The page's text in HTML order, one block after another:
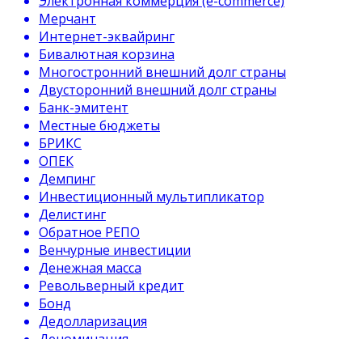
Мерчант
Интернет-эквайринг
Бивалютная корзина
Многостронний внешний долг страны
Двусторонний внешний долг страны
Банк-эмитент
Местные бюджеты
БРИКС
ОПЕК
Демпинг
Инвестиционный мультипликатор
Делистинг
Обратное РЕПО
Венчурные инвестиции
Денежная масса
Револьверный кредит
Бонд
Дедолларизация